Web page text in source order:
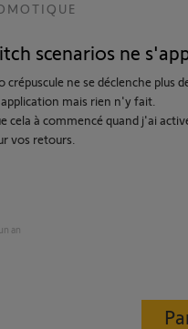
scenarios ne
crépuscule ne se déclenche plus
mais rien n'y fait.
cela à commencé quand j'ai
vos retours.
an